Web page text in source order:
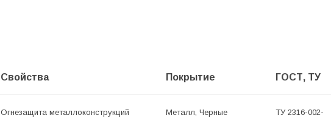
Свойства Покрытие ГОСТ, ТУ
Огне­защита метал­локон­струкций
Металл, Черные
ТУ 2316-002-